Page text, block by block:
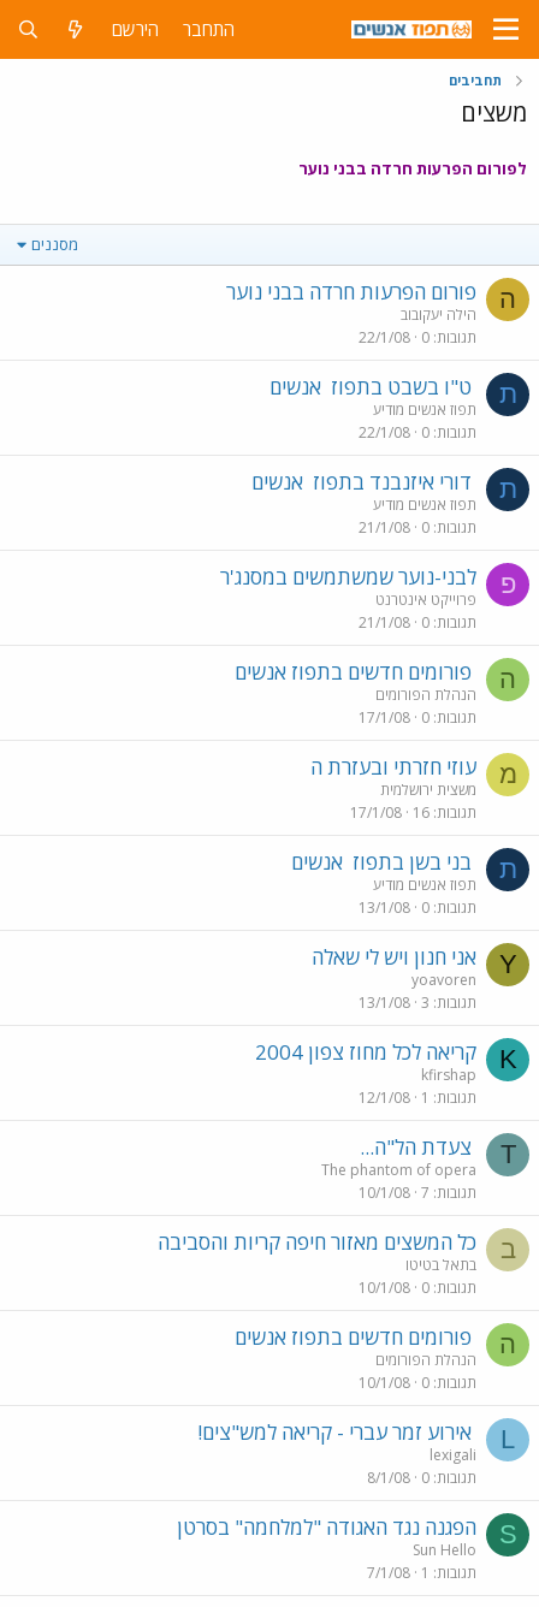
התחבר הירשם
תחביבים
משצים
לפורום הפרעות חרדה בבני נוער
מסננים
ה פורום הפרעות חרדה בבני נוער
הילה יעקובוב
תגובות 0
22/1/08
ת ט"ו בשבט בתפוז אנשים
תפוז אנשים מודיע
תגובות 0
22/1/08
ת דורי איזנבנד בתפוז אנשים
תפוז אנשים מודיע
תגובות 0
21/1/08
פ לבני-נוער שמשתמשים במסנג'ר
פרוייקט אינטרנט
תגובות 0
21/1/08
ה פורומים חדשים בתפוז אנשים
הנהלת הפורומים
תגובות 0
17/1/08
מ עוזי חזרתי ובעזרת ה
משצית ירושלמית
תגובות 16
17/1/08
ת בני בשן בתפוז אנשים
תפוז אנשים מודיע
תגובות 0
13/1/08
Y אני חנון ויש לי שאלה
yoavoren
תגובות 3
13/1/08
K קריאה לכל מחוז צפון 2004
kfirshap
תגובות 1
12/1/08
T צעדת הל"ה...
The phantom of opera
תגובות 7
10/1/08
ב כל המשצים מאזור חיפה קריות והסביבה
בתאל בטיטו
תגובות 0
10/1/08
ה פורומים חדשים בתפוז אנשים
הנהלת הפורומים
תגובות 0
10/1/08
L אירוע זמר עברי - קריאה למש"צים!
lexigali
תגובות 0
8/1/08
S הפגנה נגד האגודה "למלחמה" בסרטן
Sun Hello
תגובות 1
7/1/08